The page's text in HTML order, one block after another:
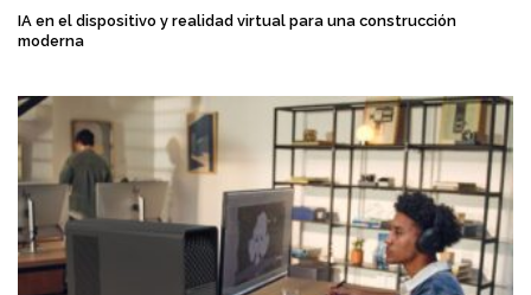
IA en el dispositivo y realidad virtual para una construcción
moderna